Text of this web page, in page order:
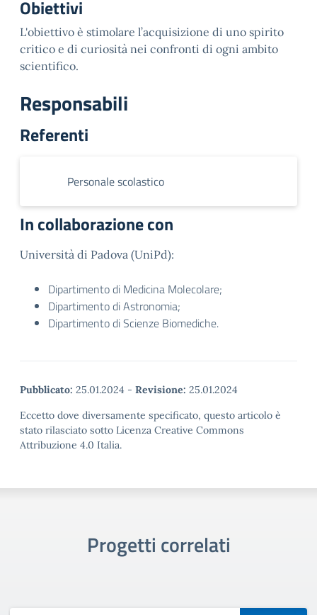
Obiettivi
L'obiettivo è stimolare l’acquisizione di uno spirito
critico e di curiosità nei confronti di ogni ambito
scientifico.
Responsabili
Referenti
Personale scolastico
In collaborazione con
Università di Padova (UniPd):
Dipartimento di Medicina Molecolare;
Dipartimento di Astronomia;
Dipartimento di Scienze Biomediche.
Pubblicato: 25.01.2024 - Revisione: 25.01.2024
Eccetto dove diversamente specificato, questo articolo è
stato rilasciato sotto Licenza Creative Commons
Attribuzione 4.0 Italia.
Progetti correlati